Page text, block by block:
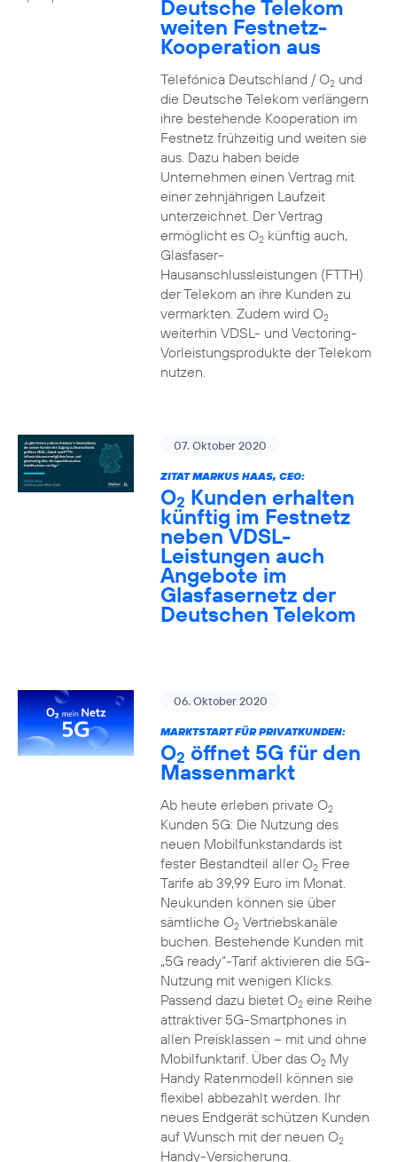
Deutsche Telekom
weiten Festnetz-
Kooperation aus
Telefónica Deutschland / O2und
die Deutsche Telekom verlängern
ihre bestehende Kooperation im
Festnetz frühzeitig und weiten sie
aus. Dazu haben beide
Unternehmen einen Vertrag mit
einer zehnjährigen Laufzeit
unterzeichnet. Der Vertrag
ermöglicht es O2künftig auch,
Glasfaser-
Hausanschlussleistungen (FTTH)
der Telekom an ihre Kunden zu
vermarkten. Zudem wird O2
weiterhin VDSL- und Vectoring-
Vorleistungsprodukte der Telekom
nutzen.
07. Oktober 2020
ZITAT MARKUS HAAS, CEO:
O2 Kunden erhalten
künftig im Festnetz
neben VDSL-
Leistungen auch
Angebote im
Glasfasernetz der
Deutschen Telekom
06. Oktober 2020
MARKTSTART FÜR PRIVATKUNDEN:
O2 öffnet 5G für den
Massenmarkt
Ab heute erleben private O2
Kunden 5G: Die Nutzung des
neuen Mobilfunkstandards ist
fester Bestandteil aller O2Free
Tarife ab 39,99 Euro im Monat.
Neukunden können sie über
sämtliche O2Vertriebskanäle
buchen. Bestehende Kunden mit
„5G ready“-Tarif aktivieren die 5G-
Nutzung mit wenigen Klicks.
Passend dazu bietet O2eine Reihe
attraktiver 5G-Smartphones in
allen Preisklassen – mit und ohne
Mobilfunktarif. Über das O2My
Handy Ratenmodell können sie
flexibel abbezahlt werden. Ihr
neues Endgerät schützen Kunden
auf Wunsch mit der neuen O2
Handy-Versicherung.